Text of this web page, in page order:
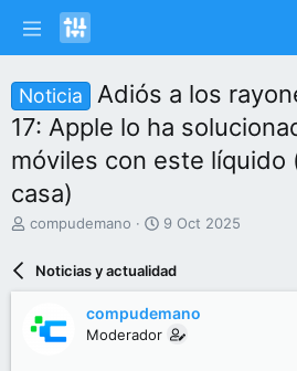
Noticia
Adiós a los
17: Apple lo ha
móviles con este líquido
casa)
I
a
compudemano
F
h
d
e
9 Oct 2025
Noticias y actualidad
compudemano
Moderador